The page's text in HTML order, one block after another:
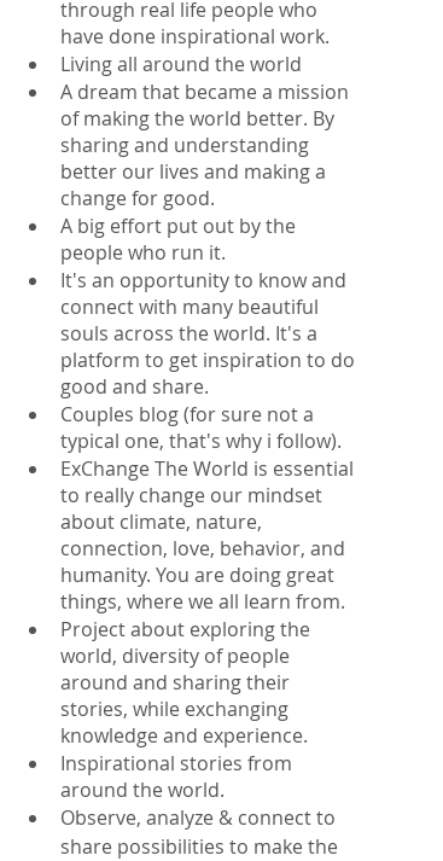
through real life people who
have done inspirational work.
Living all around the world
A dream that became a mission
of making the world better. By
sharing and understanding
better our lives and making a
change for good.
A big effort put out by the
people who run it.
It's an opportunity to know and
connect with many beautiful
souls across the world. It's a
platform to get inspiration to do
good and share.
Couples blog (for sure not a
typical one, that's why i follow).
ExChange The World is essential
to really change our mindset
about climate, nature,
connection, love, behavior, and
humanity. You are doing great
things, where we all learn from.
Project about exploring the
world, diversity of people
around and sharing their
stories, while exchanging
knowledge and experience.
Inspirational stories from
around the world.
Observe, analyze & connect to
share possibilities to make the